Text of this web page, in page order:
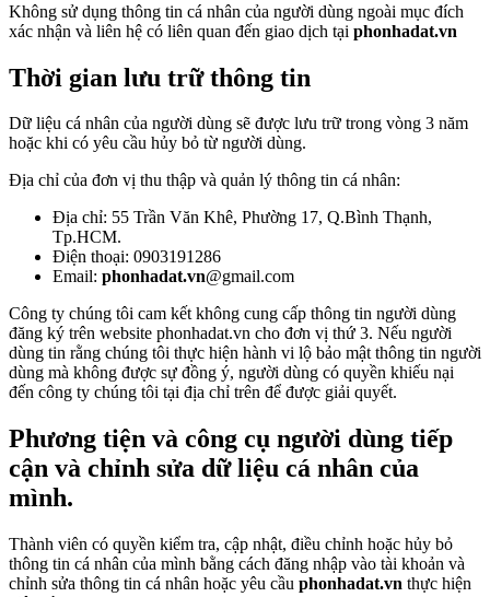
Không sử dụng thông tin cá nhân của người dùng ngoài mục đích
xác nhận và liên hệ có liên quan đến giao dịch tại phonhadat.vn
Thời gian lưu trữ thông tin
Dữ liệu cá nhân của người dùng sẽ được lưu trữ trong vòng 3 năm
hoặc khi có yêu cầu hủy bỏ từ người dùng.
Địa chỉ của đơn vị thu thập và quản lý thông tin cá nhân:
Địa chỉ: 55 Trần Văn Khê, Phường 17, Q.Bình Thạnh,
Tp.HCM.
Điện thoại: 0903191286
Email: phonhadat.vn@gmail.com
Công ty chúng tôi cam kết không cung cấp thông tin người dùng
đăng ký trên website phonhadat.vn cho đơn vị thứ 3. Nếu người
dùng tin rằng chúng tôi thực hiện hành vi lộ bảo mật thông tin người
dùng mà không được sự đồng ý, người dùng có quyền khiếu nại
đến công ty chúng tôi tại địa chỉ trên để được giải quyết.
Phương tiện và công cụ người dùng tiếp
cận và chỉnh sửa dữ liệu cá nhân của
mình.
Thành viên có quyền kiểm tra, cập nhật, điều chỉnh hoặc hủy bỏ
thông tin cá nhân của mình bằng cách đăng nhập vào tài khoản và
chỉnh sửa thông tin cá nhân hoặc yêu cầu phonhadat.vn thực hiện